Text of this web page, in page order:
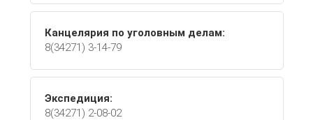
Канцелярия по уголовным делам:
8(34271) 3-14-79
Экспедиция:
8(34271) 2-08-02